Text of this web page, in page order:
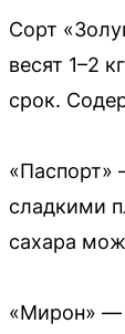
Сорт
весят 1–2
срок.
«Паспорт»
сладкими
сахара
«Мирон» —